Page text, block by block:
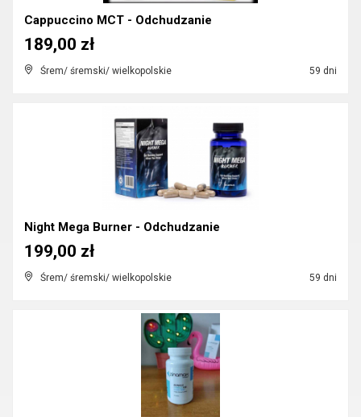
Cappuccino MCT - Odchudzanie
Śrem/ śremski/ wielkopolskie 59 dni
189,00 zł
Night Mega Burner - Odchudzanie
Śrem/ śremski/ wielkopolskie 59 dni
199,00 zł